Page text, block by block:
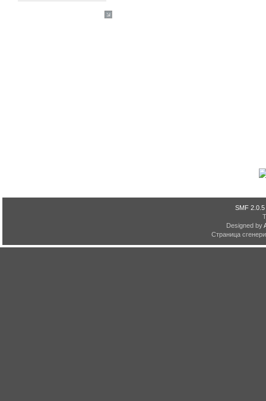
SMF 2.0.5
Designed by
Страница